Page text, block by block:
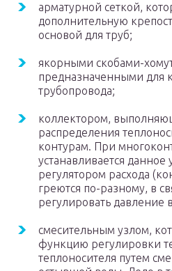
арматурной сеткой,
дополнительную
основой для труб;
якорными скобами-
предназначенными для
трубопровода;
коллектором,
распределения
контурам. При
устанавливается данное
регулятором расхода
греются по-разному, в
регулировать давление
смесительным узлом,
функцию регулировки
теплоносителя путем